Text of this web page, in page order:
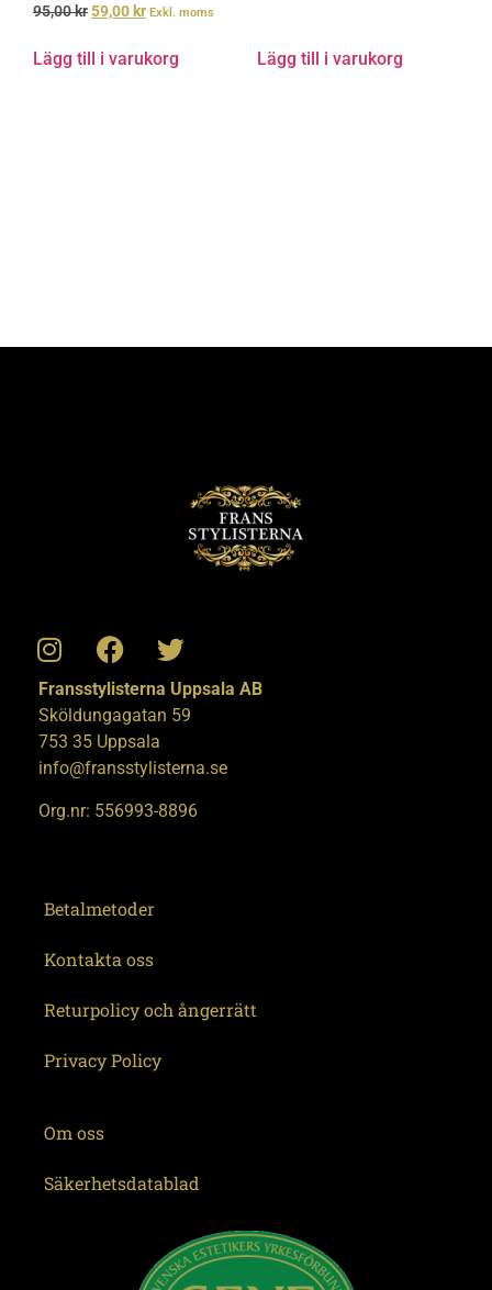
95,00kr59,00 kr Exkl. moms
Lägg till i varukorg Lägg till i varukorg
Fransstylisterna Uppsala AB
Sköldungagatan 59
753 35 Uppsala
info@fransstylisterna.se
Org.nr: 556993-8896
Betalmetoder
Kontakta oss
Returpolicy och ångerrätt
Privacy Policy
Om oss
Säkerhetsdatablad